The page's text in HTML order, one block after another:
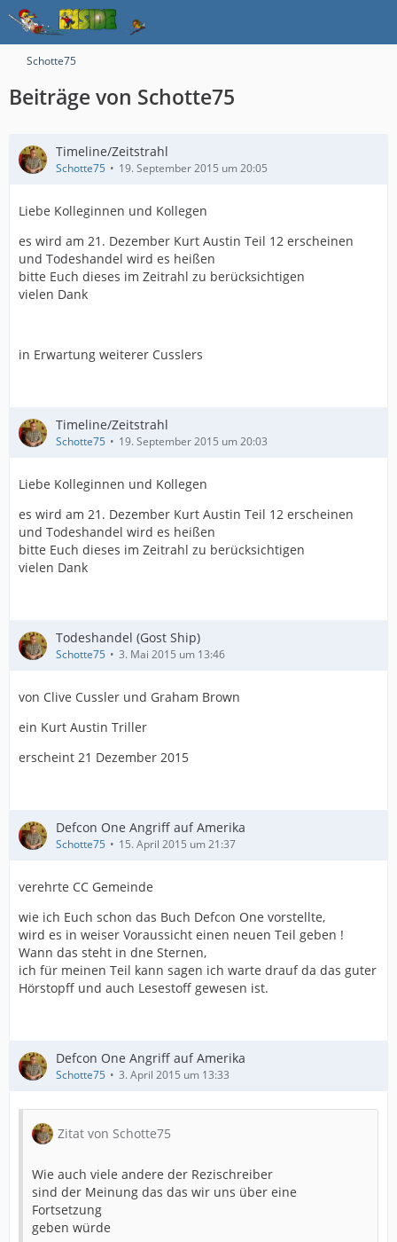
Schotte75
Beiträge von Schotte75
Timeline/Zeitstrahl
Schotte75 19. September 2015 um 20:05
Liebe Kolleginnen und Kollegen
es wird am 21. Dezember Kurt Austin Teil 12 erscheinen
und Todeshandel wird es heißen
bitte Euch dieses im Zeitrahl zu berücksichtigen
vielen Dank
in Erwartung weiterer Cusslers
Timeline/Zeitstrahl
Schotte75 19. September 2015 um 20:03
Liebe Kolleginnen und Kollegen
es wird am 21. Dezember Kurt Austin Teil 12 erscheinen
und Todeshandel wird es heißen
bitte Euch dieses im Zeitrahl zu berücksichtigen
vielen Dank
Todeshandel (Gost Ship)
Schotte75 3. Mai 2015 um 13:46
von Clive Cussler und Graham Brown
ein Kurt Austin Triller
erscheint 21 Dezember 2015
Defcon One Angriff auf Amerika
Schotte75 15. April 2015 um 21:37
verehrte CC Gemeinde
wie ich Euch schon das Buch Defcon One vorstellte,
wird es in weiser Voraussicht einen neuen Teil geben !
Wann das steht in dne Sternen,
ich für meinen Teil kann sagen ich warte drauf da das guter
Hörstopff und auch Lesestoff gewesen ist.
Defcon One Angriff auf Amerika
Schotte75 3. April 2015 um 13:33
Zitat von Schotte75
Wie auch viele andere der Rezischreiber
sind der Meinung das das wir uns über eine
Fortsetzung
geben würde